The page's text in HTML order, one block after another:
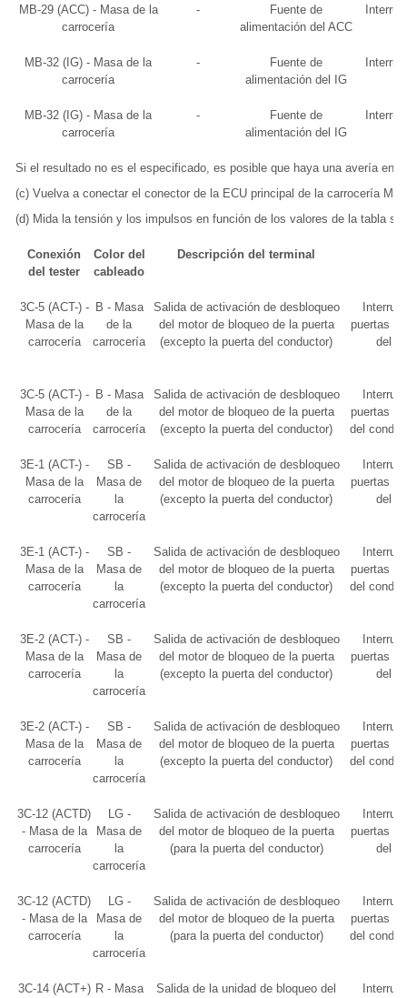
MB-29 (ACC) - Masa de la
carrocería
-
Fuente de
alimentación del ACC
MB-32 (IG) - Masa de la
carrocería
-
Fuente de
alimentación del IG
MB-32 (IG) - Masa de la
carrocería
-
Fuente de
alimentación del IG
Si el resultado no es el especificado, es posible que haya una avería en
(c) Vuelva a conectar el conector de la ECU principal de la carrocería
(d) Mida la tensión y los impulsos en función de los valores de la tabla
Conexión
del tester
Color del
cableado
Descripción del terminal
3C-5 (ACT-) -
Masa de la
carrocería
B - Masa
de la
carrocería
Salida de activación de desbloqueo
del motor de bloqueo de la puerta
(excepto la puerta del conductor)
puertas o
del
3C-5 (ACT-) -
Masa de la
carrocería
B - Masa
de la
carrocería
Salida de activación de desbloqueo
del motor de bloqueo de la puerta
(excepto la puerta del conductor)
puertas o
del
3E-1 (ACT-) -
Masa de la
carrocería
SB -
Masa de
la
carrocería
Salida de activación de desbloqueo
del motor de bloqueo de la puerta
(excepto la puerta del conductor)
puertas o
del
3E-1 (ACT-) -
Masa de la
carrocería
SB -
Masa de
la
carrocería
Salida de activación de desbloqueo
del motor de bloqueo de la puerta
(excepto la puerta del conductor)
puertas o
del
3E-2 (ACT-) -
Masa de la
carrocería
SB -
Masa de
la
carrocería
Salida de activación de desbloqueo
del motor de bloqueo de la puerta
(excepto la puerta del conductor)
puertas o
del
3E-2 (ACT-) -
Masa de la
carrocería
SB -
Masa de
la
carrocería
Salida de activación de desbloqueo
del motor de bloqueo de la puerta
(excepto la puerta del conductor)
puertas o
del
3C-12 (ACTD)
- Masa de la
carrocería
LG -
Masa de
la
carrocería
Salida de activación de desbloqueo
del motor de bloqueo de la puerta
(para la puerta del conductor)
puertas o
del
3C-12 (ACTD)
- Masa de la
carrocería
LG -
Masa de
la
carrocería
Salida de activación de desbloqueo
del motor de bloqueo de la puerta
(para la puerta del conductor)
puertas o
del
3C-14 (ACT+) R - Masa
Salida de la unidad de bloqueo del